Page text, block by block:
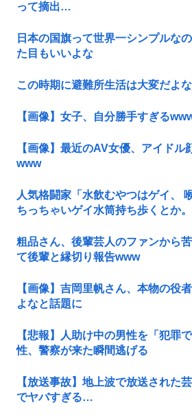
って摘出…
日本の国旗って世界一シンプルな
た目もいいよな
この時期に避難所生活は大変だよ
【画像】女子、自分勝手すぎる
【画像】最近のAV女優、アイドル
www
人気格闘家「水飲むやつはゲイ、
ちっちゃいゲイ水筒持ち歩くとか。
粗品さん、後輩芸人のファンから
て後輩と縁切り報告www
【画像】吉岡里帆さん、本物の役
よなと話題に
【悲報】人助け中の男性を「犯罪
性、警察が来た瞬間逃げる
【放送事故】地上波で放送された
でヤバすぎる…